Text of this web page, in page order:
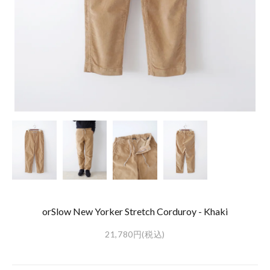
orSlow New Yorker Stretch Corduroy - Khaki
21,780円(税込)